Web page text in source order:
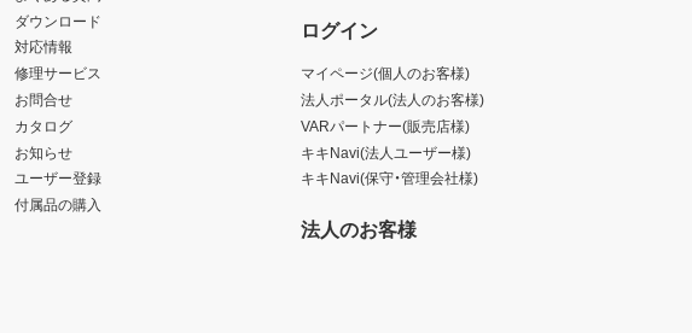
ダウンロード
対応情報
修理サービス
お問合せ
カタログ
お知らせ
ユーザー登録
付属品の購入
ログイン
マイページ(個人のお客様)
法人ポータル(法人のお客様)
VARパートナー(販売店様)
キキNavi(法人ユーザー様)
キキNavi(保守・管理会社様)
法人のお客様